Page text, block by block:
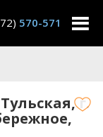
570-571
г.